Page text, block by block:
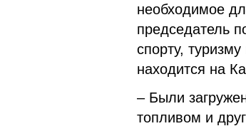
необходимое
председатель
спорту,
находится на
– Были
топливом и